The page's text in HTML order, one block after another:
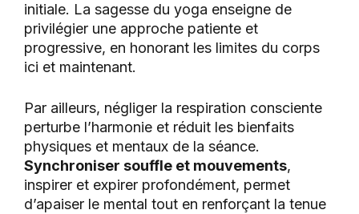
initiale. La sagesse du yoga enseigne de
privilégier une approche patiente et
progressive, en honorant les limites du corps
ici et maintenant.
Par ailleurs, négliger la respiration consciente
perturbe l’harmonie et réduit les bienfaits
physiques et mentaux de la séance.
Synchroniser souffle et mouvements,
inspirer et expirer profondément, permet
d’apaiser le mental tout en renforçant la tenue